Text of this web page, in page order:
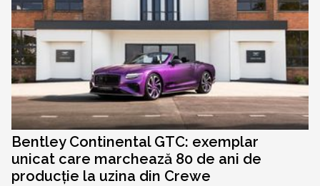
Bentley Continental GTC: exemplar
unicat care marchează 80 de ani de
producție la uzina din Crewe